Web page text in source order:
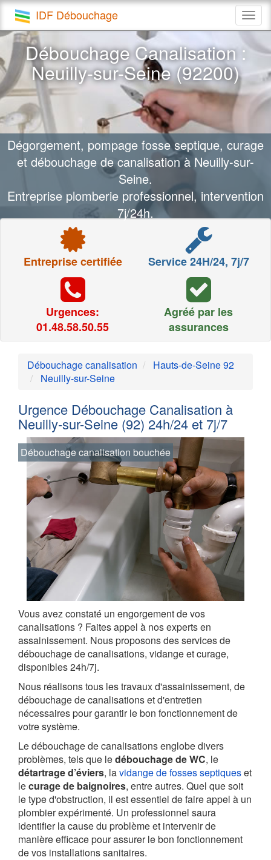
IDF Débouchage
Débouchage Canalisation :
Neuilly-sur-Seine (92200)
Dégorgement, pompage fosse septique, curage
et débouchage de canalisation à Neuilly-sur-
Seine.
Entreprise plomberie professionnel, intervention
7j/24h.
Entreprise certifiée Service 24H/24, 7j/7
Urgences:
01.48.58.50.55
Agréé par les
assurances
Débouchage canalisation
Hauts-de-Seine 92
Neuilly-sur-Seine
Urgence Débouchage Canalisation à
Neuilly-sur-Seine (92) 24h/24 et 7j/7
Débouchage canalisation bouchée
Vous avez constaté un engorgement de vos
canalisations ? Faites appel à nos experts en
assainissement. Nous proposons des services de
débouchage de canalisations, vidange et curage,
disponibles 24h/7j.
Nous réalisons tous les travaux d'assainissement, de
débouchage de canalisations et d'entretien
nécessaires pour garantir le bon fonctionnement de
votre système.
Le débouchage de canalisations englobe divers
problèmes, tels que ledébouchage de WC, le
détartrage d’éviers, lavidange de fosses septiqueset
lecurage de baignoires, entre autres. Quel que soit
le type d'obstruction, il est essentiel de faire appel à un
plombier expérimenté. Un professionnel saura
identifier la cause du problème et intervenir de
manière efficace pour assurer le bon fonctionnement
de vos installations sanitaires.